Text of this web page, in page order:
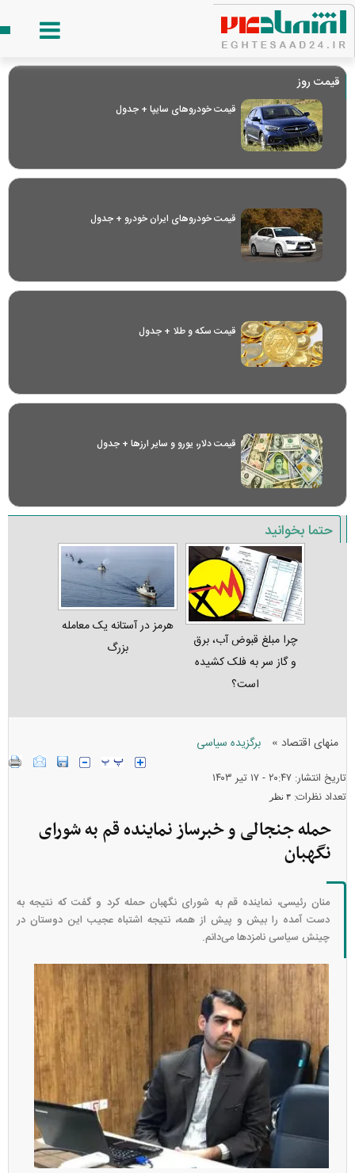
قیمت روز
قیمت خودرو‌های سایپا + جدول
قیمت خودرو‌های ایران خودرو + جدول
قیمت سکه و طلا + جدول
قیمت دلار، یورو و سایر ارز‌ها + جدول
حتما بخوانید
چرا مبلغ قبوض آب، برق
و گاز سر به فلک کشیده
است؟
هرمز در آستانه یک معامله
بزرگ
منهای اقتصاد » برگزیده سیاسی
تاریخ انتشار: ۲۰:۴۷ - ۱۷ تير ۱۴۰۳
تعداد نظرات: ۳ نظر
حمله جنجالی و خبرساز نماینده قم به شورای
نگهبان
منان رئیسی، نماینده قم به شورای نگهبان حمله کرد و گفت که نتیجه به
دست آمده را بیش و پیش از همه، نتیجه اشتباه عجیب این دوستان در
چینش سیاسی نامزد‌ها می‌دانم.